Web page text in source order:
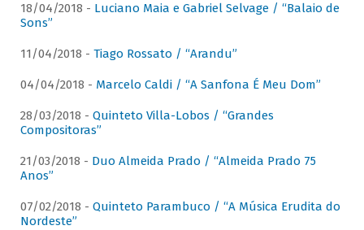
18/04/2018 - Luciano Maia e Gabriel Selvage / “Balaio de
Sons”
11/04/2018 - Tiago Rossato / “Arandu”
04/04/2018 - Marcelo Caldi / “A Sanfona É Meu Dom”
28/03/2018 - Quinteto Villa-Lobos / “Grandes
Compositoras”
21/03/2018 - Duo Almeida Prado / “Almeida Prado 75
Anos”
07/02/2018 - Quinteto Parambuco / “A Música Erudita do
Nordeste”